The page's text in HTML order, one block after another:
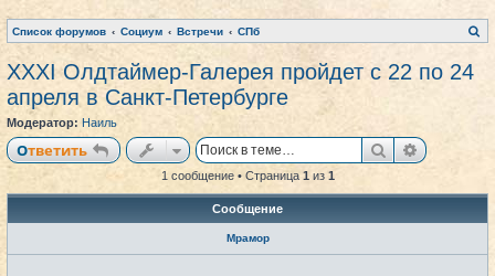
Список форумов Социум Встречи СПб
о
XXXI Олдтаймер-Галерея пройдет с 22 по 24
апреля в Санкт-Петербурге
Модератор: Наиль
Ответить Поиск
1 сообщение • Страница 1 из 1
Сообщение
Мрамор